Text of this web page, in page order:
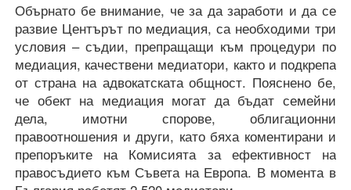
Обърнато бе внимание, че за да заработи и да се
развие Центърът по медиация, са необходими три
условия – съдии, препращащи към процедури по
медиация, качествени медиатори, както и подкрепа
от страна на адвокатската общност. Пояснено бе,
че обект на медиация могат да бъдат семейни
дела, имотни спорове, облигационни
правоотношения и други, като бяха коментирани и
препоръките на Комисията за ефективност на
правосъдието към Съвета на Европа. В момента в